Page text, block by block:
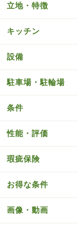
立地・特徴
キッチン
設備
駐車場・駐輪場
条件
性能・評価
瑕疵保険
お得な条件
画像・動画